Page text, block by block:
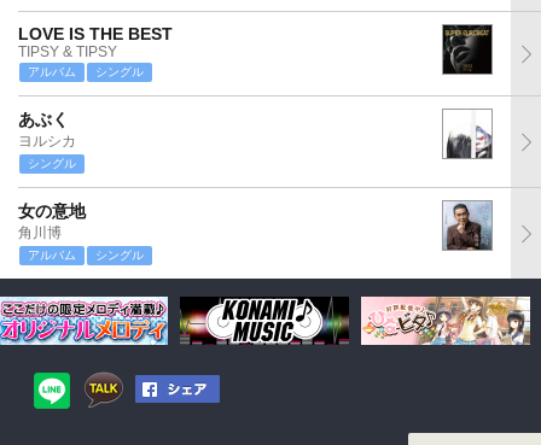
LOVE IS THE BEST
TIPSY & TIPSY
アルバム シングル
あぶく
ヨルシカ
シングル
女の意地
角川博
アルバム シングル